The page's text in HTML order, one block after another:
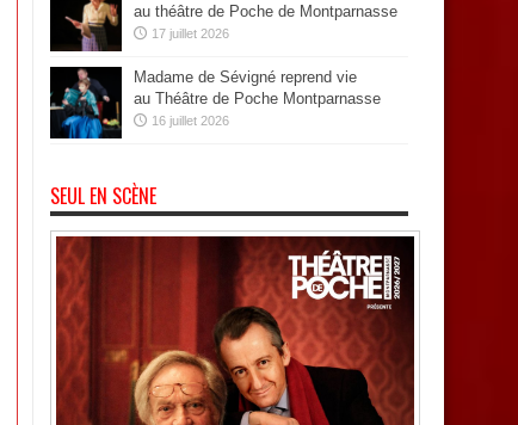
au théâtre de Poche de Montparnasse
17 juillet 2026
Madame de Sévigné reprend vie
au Théâtre de Poche Montparnasse
16 juillet 2026
SEUL EN SCÈNE